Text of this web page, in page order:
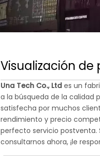
Visualización
Una Tech Co., Ltd es un
a la búsqueda de la calidad
satisfecha por muchos
rendimiento y precio
perfecto servicio postventa.
consultarnos ahora, ¡le